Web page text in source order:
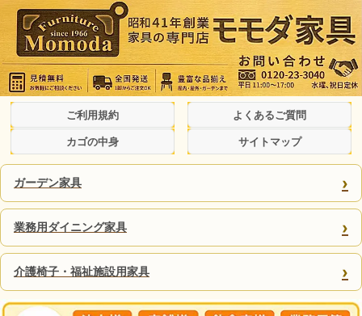
ご利用規約 よくあるご質問
カゴの中身 サイトマップ
ガーデン家具 ›
業務用ダイニング家具 ›
介護椅子・福祉施設用家具 ›